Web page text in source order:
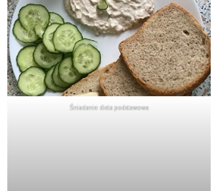
Śniadanie: dieta podstawowa